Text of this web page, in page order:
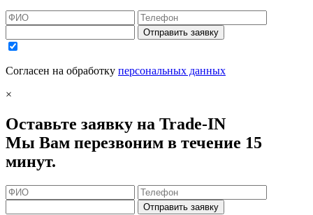
Отправить заявку
Согласен на обработку персональных данных
×
Оставьте заявку на Trade-IN
Мы Вам перезвоним в течение 15
минут.
Отправить заявку